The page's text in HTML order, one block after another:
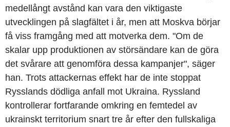
medellångt avstånd kan vara den viktigaste
utvecklingen på slagfältet i år, men att Moskva börjar
få viss framgång med att motverka dem. "Om de
skalar upp produktionen av störsändare kan de göra
det svårare att genomföra dessa kampanjer", säger
han. Trots attackernas effekt har de inte stoppat
Rysslands dödliga anfall mot Ukraina. Ryssland
kontrollerar fortfarande omkring en femtedel av
ukrainskt territorium snart tre år efter den fullskaliga